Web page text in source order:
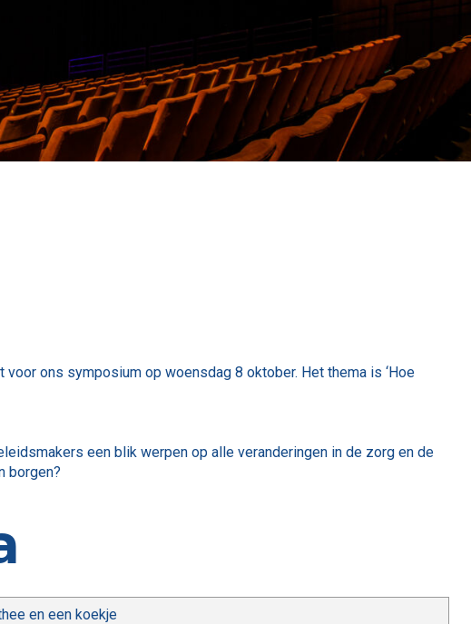
ons symposium op woensdag 8 oktober. Het thema is ‘Hoe
een blik werpen op alle veranderingen in de zorg en de
borgen?
en een koekje